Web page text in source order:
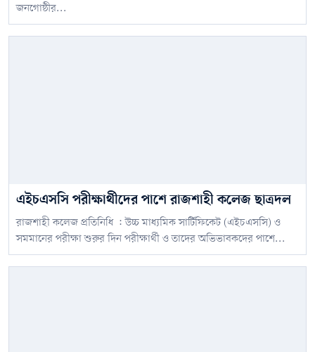
জনগোষ্ঠীর...
এইচএসসি পরীক্ষার্থীদের পাশে রাজশাহী কলেজ ছাত্রদল
রাজশাহী কলেজ প্রতিনিধি : উচ্চ মাধ্যমিক সার্টিফিকেট (এইচএসসি) ও
সমমানের পরীক্ষা শুরুর দিন পরীক্ষার্থী ও তাদের অভিভাবকদের পাশে...